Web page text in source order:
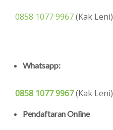
0858 1077 9967(Kak Leni)
Whatsapp:
0858 1077 9967(Kak Leni)
Pendaftaran Online